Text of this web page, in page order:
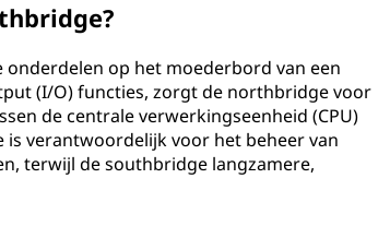
op het moederbord van een
(I/O) functies, zorgt de northbridge voor
de centrale verwerkingseenheid (CPU)
is verantwoordelijk voor het beheer van
terwijl de southbridge langzamere,